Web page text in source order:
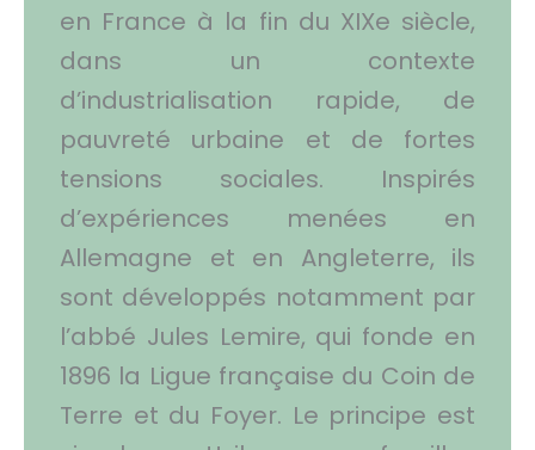
en France à la fin du XIXe siècle,
dans un contexte
d’industrialisation rapide, de
pauvreté urbaine et de fortes
tensions sociales. Inspirés
d’expériences menées en
Allemagne et en Angleterre, ils
sont développés notamment par
l’abbé Jules Lemire, qui fonde en
1896 la Ligue française du Coin de
Terre et du Foyer. Le principe est